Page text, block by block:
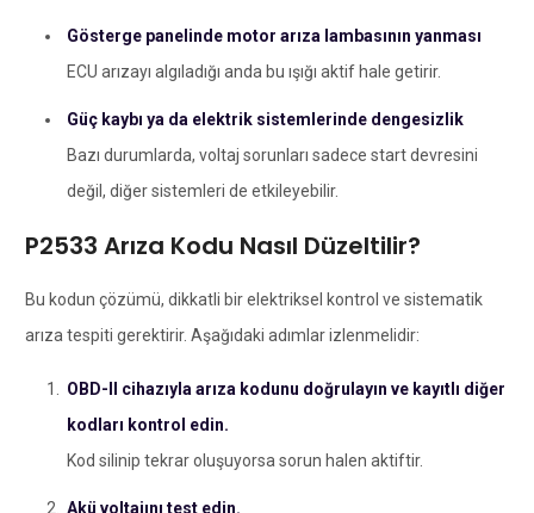
Gösterge panelinde motor arıza lambasının yanması
ECU arızayı algıladığı anda bu ışığı aktif hale getirir.
Güç kaybı ya da elektrik sistemlerinde dengesizlik
Bazı durumlarda, voltaj sorunları sadece start devresini
değil, diğer sistemleri de etkileyebilir.
P2533 Arıza Kodu Nasıl Düzeltilir?
Bu kodun çözümü, dikkatli bir elektriksel kontrol ve sistematik
arıza tespiti gerektirir. Aşağıdaki adımlar izlenmelidir:
OBD-II cihazıyla arıza kodunu doğrulayın ve kayıtlı diğer
kodları kontrol edin.
Kod silinip tekrar oluşuyorsa sorun halen aktiftir.
Akü voltajını test edin.